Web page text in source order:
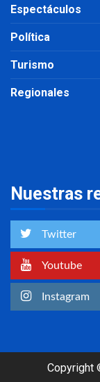
Espectáculos
Política
Turismo
Regionales
Nuestras
Twitter
Youtube
Instagram
Copyright